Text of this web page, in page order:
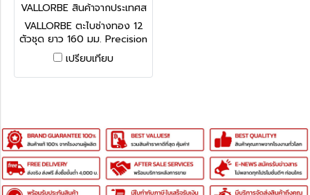
VALLORBE สินค้าจากประเทศส
วิตเซอร์แลนด์ 2493 (LA2493
-2)
VALLORBE ตะไบช่างทอง 12
ตัวชุด ยาว 160 มม. Precision
Needle Files LA2493-2
สินค้าจากประเทศสวิตเซอร์
แลนด์ SWITZERLAND
เปรียบเทียบ